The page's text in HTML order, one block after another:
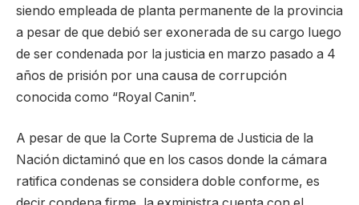
siendo empleada de planta permanente de la provincia
a pesar de que debió ser exonerada de su cargo luego
de ser condenada por la justicia en marzo pasado a 4
años de prisión por una causa de corrupción
conocida como “Royal Canin”.
A pesar de que la Corte Suprema de Justicia de la
Nación dictaminó que en los casos donde la cámara
ratifica condenas se considera doble conforme, es